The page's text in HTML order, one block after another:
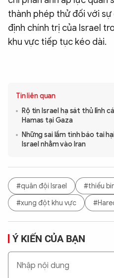
thành phép thử đối với sự
định chính trị của Israel
khu vực tiếp tục kéo dài.
Tin liên quan
Rộ tin Israel hạ sát thủ lĩnh
Hamas tại Gaza
Những sai lầm tình báo tai
Israel nhằm vào Iran
#quân đội Israel #thiếu
#xung đột khu vực
Ý KIẾN CỦA BẠN